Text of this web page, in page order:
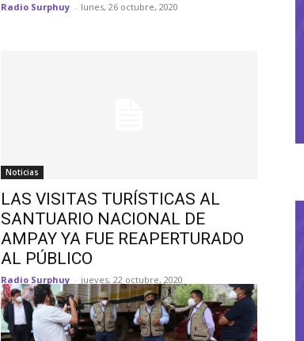
Radio Surphuy - lunes, 26 octubre, 2020
Noticias
LAS VISITAS TURÍSTICAS AL
SANTUARIO NACIONAL DE
AMPAY YA FUE REAPERTURADO
AL PÚBLICO
Radio Surphuy - jueves, 22 octubre, 2020